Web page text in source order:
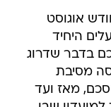
אוגוסט
היחיד
בדבר שדרוג
מסיבת
מאז ועד